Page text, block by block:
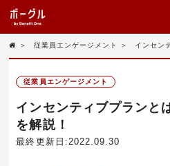
＞ 従業員エンゲージメント ＞ インセン
従業員エンゲージメント
インセンティブプランと
を解説！
最終更新日:2022.09.30